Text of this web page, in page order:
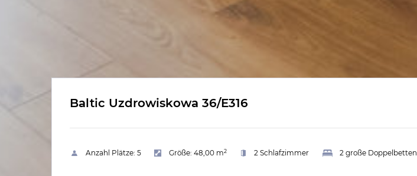
Baltic Uzdrowiskowa 36/E316
Anzahl Plätze: 5 Größe: 48,00 m2 2 Schlafzimmer 2 große Doppelbetten